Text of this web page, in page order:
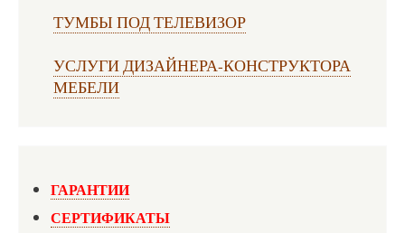
ТУМБЫ ПОД ТЕЛЕВИЗОР
УСЛУГИ ДИЗАЙНЕРА-КОНСТРУКТОРА
МЕБЕЛИ
ГАРАНТИИ
СЕРТИФИКАТЫ